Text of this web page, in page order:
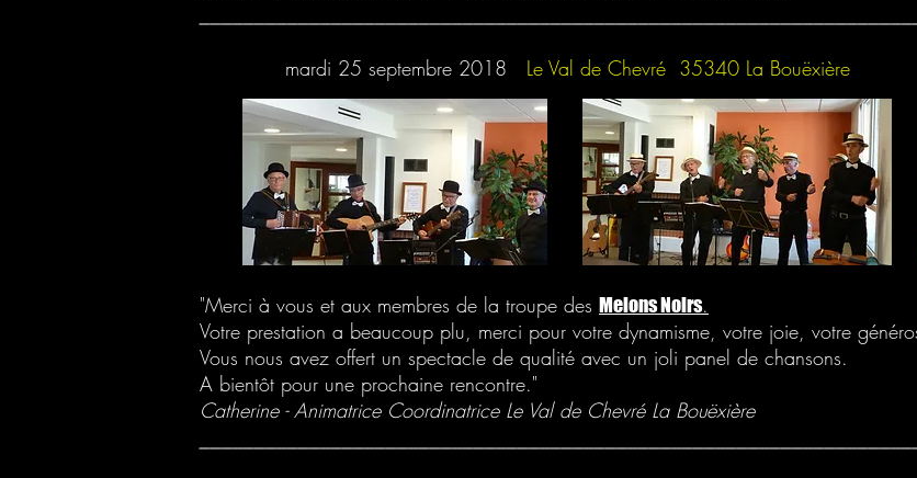
mardi 25 septembre 2018 Le Val de Chevré 35340 La Bouëxière
"Merci à vous et aux membres de la troupe des Melons Noirs.
Votre prestation a beaucoup plu, merci pour votre dynamisme, votre joie, votre
Vous nous avez offert un spectacle de qualité avec un joli panel de chansons.
A bientôt pour une prochaine rencontre."
Catherine - Animatrice Coordinatrice Le Val de Chevré La Bouëxière